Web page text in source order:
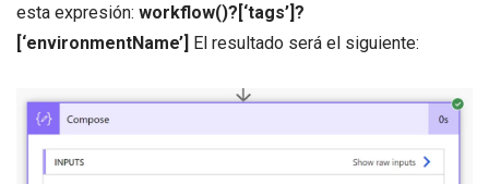
esta expresión: workflow()?[‘tags’]?
[‘environmentName’] El resultado será el siguiente: